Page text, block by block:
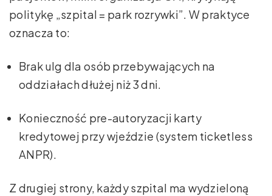
politykę „szpital = park rozrywki”. W praktyce
oznacza to:
Brak ulg dla osób przebywających na
oddziałach dłużej niż 3 dni.
Konieczność pre-autoryzacji karty
kredytowej przy wjeździe (system ticketless
ANPR).
Z drugiej strony, każdy szpital ma wydzieloną